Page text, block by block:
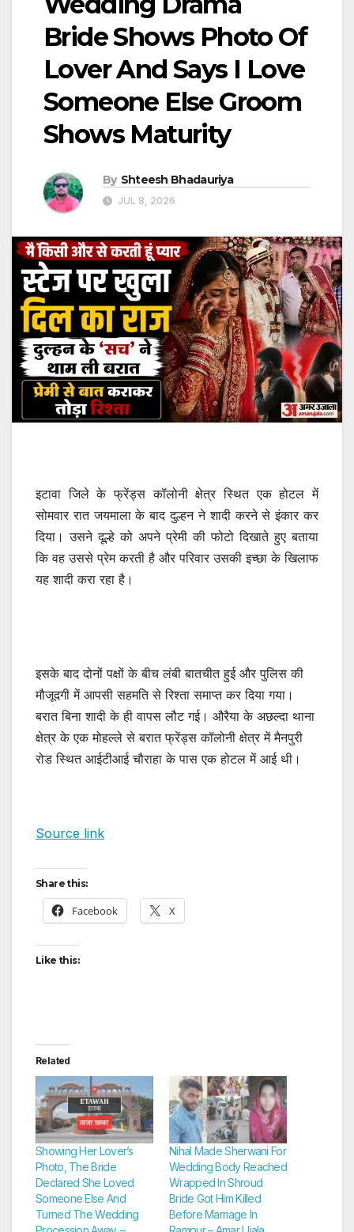
Bride Shows Photo Of
Lover And Says I Love
Someone Else Groom
Shows Maturity
By Shteesh Bhadauriya
JUL 8, 2026
इटावा जिले के फ्रेंड्स कॉलोनी क्षेत्र स्थित एक होटल में
सोमवार रात जयमाला के बाद दुल्हन ने शादी करने से इंकार कर
दिया। उसने दूल्हे को अपने प्रेमी की फोटो दिखाते हुए बताया
कि वह उससे प्रेम करती है और परिवार उसकी इच्छा के खिलाफ
यह शादी करा रहा है।
इसके बाद दोनों पक्षों के बीच लंबी बातचीत हुई और पुलिस की
मौजूदगी में आपसी सहमति से रिश्ता समाप्त कर दिया गया।
बरात बिना शादी के ही वापस लौट गई। औरैया के अछल्दा थाना
क्षेत्र के एक मोहल्ले से बरात फ्रेंड्स कॉलोनी क्षेत्र में मैनपुरी
रोड स्थित आईटीआई चौराहा के पास एक होटल में आई थी।
Source link
Share this:
Facebook X
Like this:
Related
Showing Her Lover’s
Photo, The Bride
Declared She Loved
Someone Else And
Turned The Wedding
Nihal Made Sherwani For
Wedding Body Reached
Wrapped In Shroud
Bride Got Him Killed
Before Marriage In